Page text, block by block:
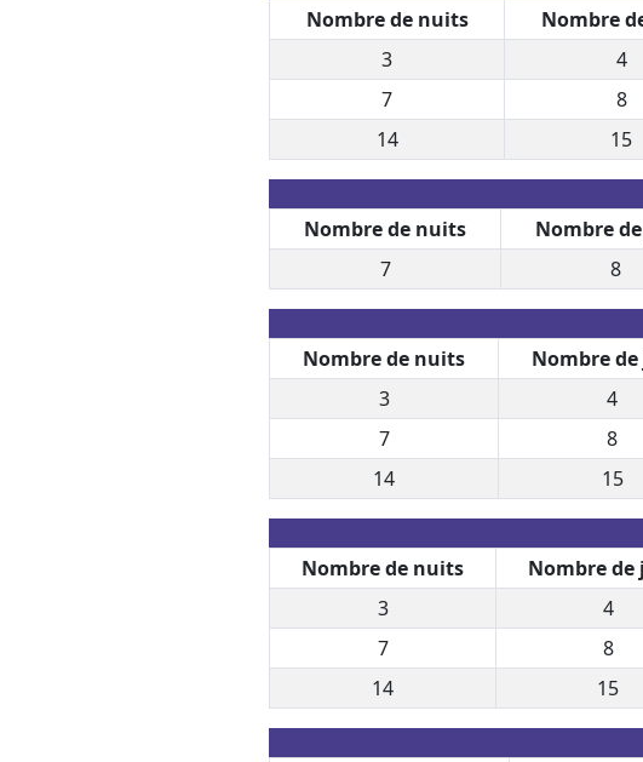
Nombre de nuits Nombre
3
4
7
8
14
15
Nombre de nuits Nombre
7
8
Nombre de nuits Nombre
3
4
7
8
14
15
Nombre de nuits Nombre de
3
4
7
8
14
15